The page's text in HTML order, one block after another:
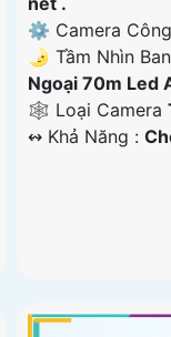
⚙ Camera
🌛 Tầm Nhìn
Ngoại 70m Led
🕸️ Loại Camera
️↭ Khả Năng :